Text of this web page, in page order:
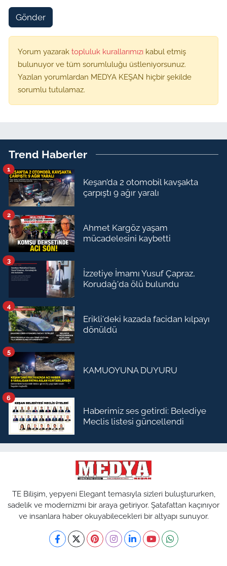
Gönder
Yorum yazarak topluluk kurallarımızı kabul etmiş
bulunuyor ve tüm sorumluluğu üstleniyorsunuz.
Yazılan yorumlardan MEDYA KEŞAN hiçbir şekilde
sorumlu tutulamaz.
Trend Haberler
Keşan’da 2 otomobil kavşakta
çarpıştı 9 ağır yaralı
1
Ahmet Kargöz yaşam
mücadelesini kaybetti
2
İzzetiye İmamı Yusuf Çapraz,
Korudağ'da ölü bulundu
3
Erikli'deki kazada facidan kılpayı
dönüldü
4
KAMUOYUNA DUYURU
5
Haberimiz ses getirdi: Belediye
Meclis listesi güncellendi
6
TE Bilişim, yepyeni Elegant temasıyla sizleri buluştururken,
sadelik ve modernizmi bir araya getiriyor. Şatafattan kaçınıyor
ve insanlara haber okuyabilecekleri bir altyapı sunuyor.